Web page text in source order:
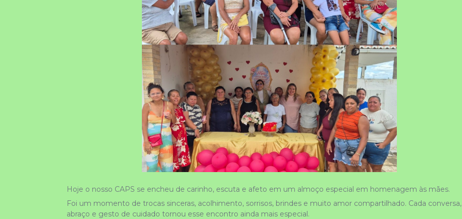
Hoje o nosso CAPS se encheu de carinho, escuta e afeto em um almoço especial em homenagem às mães.
Foi um momento de trocas sinceras, acolhimento, sorrisos, brindes e muito amor compartilhado. Cada conversa,
abraço e gesto de cuidado tornou esse encontro ainda mais especial.